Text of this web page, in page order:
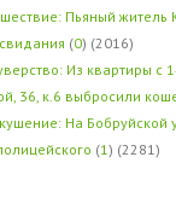
Пьяный житель
(0) (2016)
Из квартиры с
36, к.6 выбросили
На Бобруйской
(1 ) (2281)